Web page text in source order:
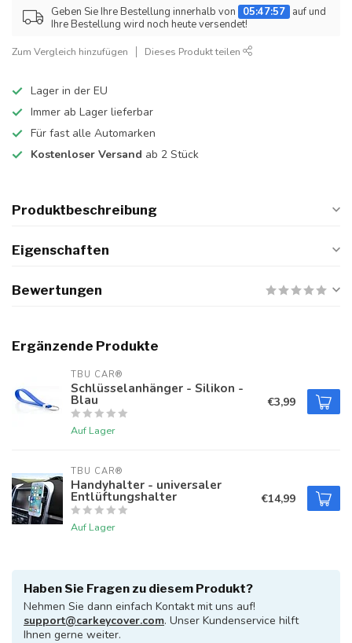
Geben Sie Ihre Bestellung innerhalb von 05:47:56 auf und
Ihre Bestellung wird noch heute versendet!
Zum Vergleich hinzufügen Dieses Produkt teilen
Lager in der EU
Immer ab Lager lieferbar
Für fast alle Automarken
Kostenloser Versand ab 2 Stück
Produktbeschreibung
Eigenschaften
Bewertungen
Ergänzende Produkte
TBU CAR®
Schlüsselanhänger - Silikon -
Blau
Auf Lager
€3,99
TBU CAR®
Handyhalter - universaler
Entlüftungshalter
Auf Lager
€14,99
Haben Sie Fragen zu diesem Produkt?
Nehmen Sie dann einfach Kontakt mit uns auf!
support@carkeycover.com. Unser Kundenservice hilft
Ihnen gerne weiter.